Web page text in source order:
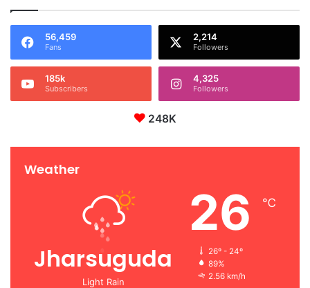
56,459
Fans
2,214
Followers
185k
Subscribers
4,325
Followers
248K
Weather
Jharsuguda
Light Rain
26 ℃
26º - 24º
89%
2.56 km/h